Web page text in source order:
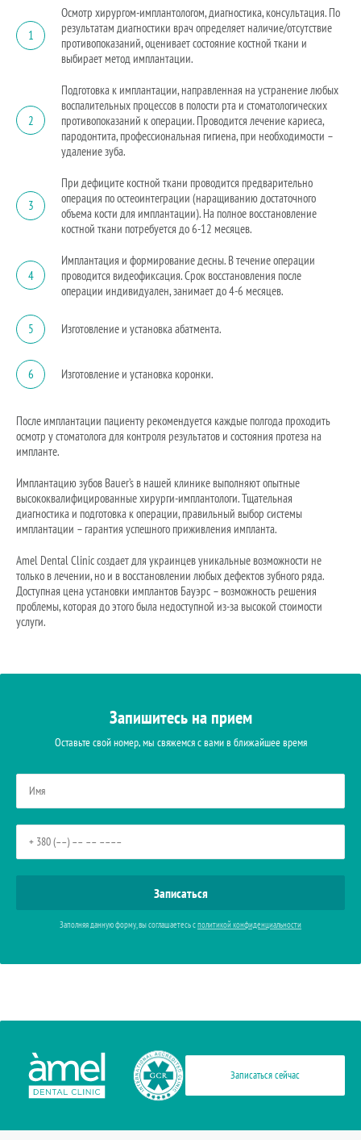
1
Осмотр хирургом-имплантологом, диагностика, консультация. По
результатам диагностики врач определяет наличие/отсутствие
противопоказаний, оценивает состояние костной ткани и
выбирает метод имплантации.
2
Подготовка к имплантации, направленная на устранение любых
воспалительных процессов в полости рта и стоматологических
противопоказаний к операции. Проводится лечение кариеса,
пародонтита, профессиональная гигиена, при необходимости –
удаление зуба.
3
При дефиците костной ткани проводится предварительно
операция по остеоинтеграции (наращиванию достаточного
объема кости для имплантации). На полное восстановление
костной ткани потребуется до 6-12 месяцев.
4
Имплантация и формирование десны. В течение операции
проводится видеофиксация. Срок восстановления после
операции индивидуален, занимает до 4-6 месяцев.
5 Изготовление и установка абатмента.
6 Изготовление и установка коронки.
После имплантации пациенту рекомендуется каждые полгода проходить
осмотр у стоматолога для контроля результатов и состояния протеза на
импланте.
Имплантацию зубов Bauer’s в нашей клинике выполняют опытные
высококвалифицированные хирурги-имплантологи. Тщательная
диагностика и подготовка к операции, правильный выбор системы
имплантации – гарантия успешного приживления импланта.
Amel Dental Clinic создает для украинцев уникальные возможности не
только в лечении, но и в восстановлении любых дефектов зубного ряда.
Доступная цена установки имплантов Бауэрс – возможность решения
проблемы, которая до этого была недоступной из-за высокой стоимости
услуги.
Запишитесь на прием
Оставьте свой номер, мы свяжемся с вами в ближайшее время
Заполняя данную форму, вы соглашаетесь сполитикой конфиденциальности
Записаться сейчас